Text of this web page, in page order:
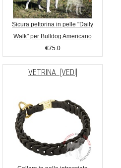
Sicura pettorina in pelle "Daily
Walk" per Bulldog Americano
€75.0
VETRINA [VEDI]